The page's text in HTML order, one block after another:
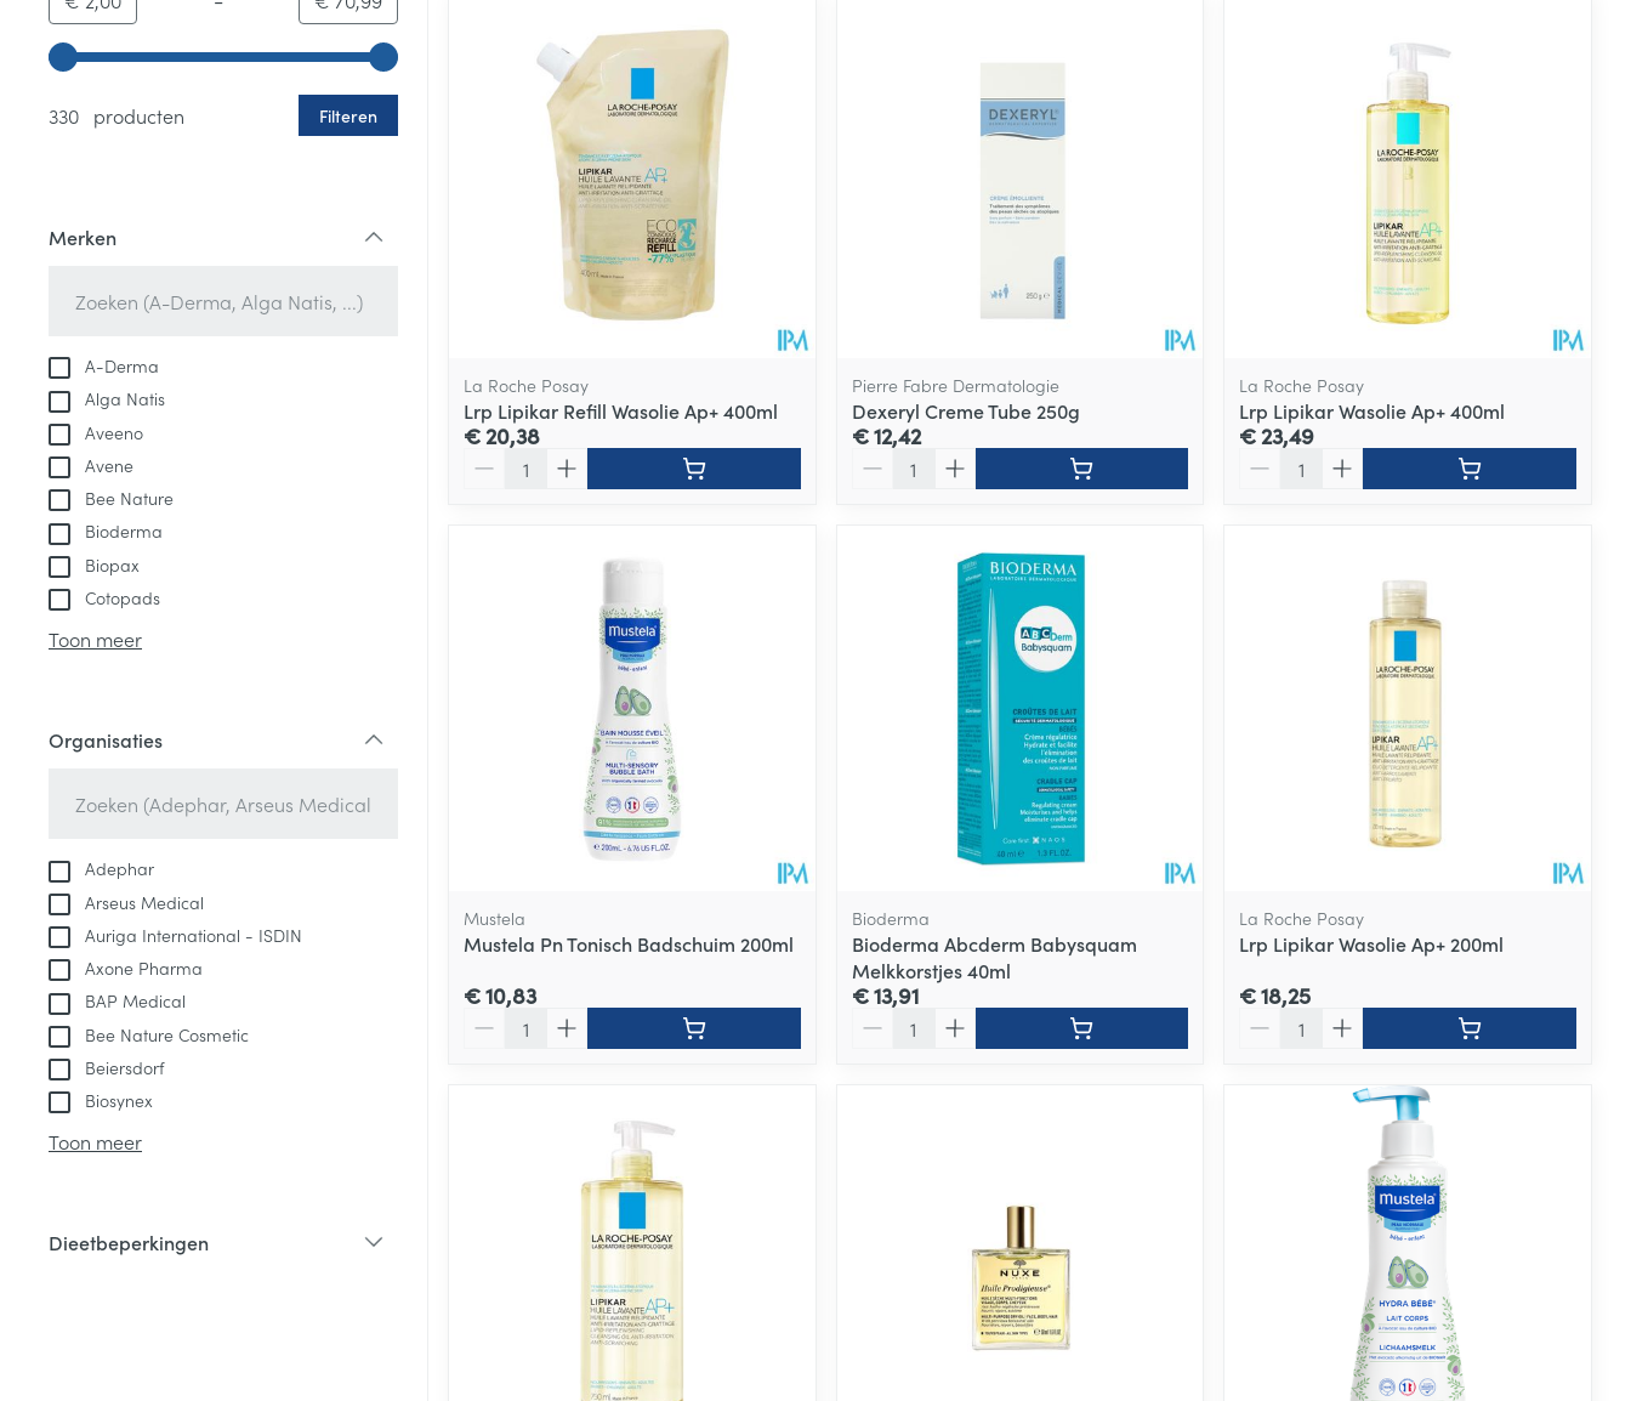
Gebruik de pijltjestoetsen links en rechts om de minimale en maximale prijswaarden aan te passen.
330 producten
Filteren
Merken
A-Derma
Alga Natis
Aveeno
Avene
Bee Nature
Bioderma
Biopax
Cotopads
Toon meer
Organisaties
Adephar
Arseus Medical
Auriga International - ISDIN
Axone Pharma
BAP Medical
Bee Nature Cosmetic
Beiersdorf
Biosynex
Toon meer
Dieetbeperkingen
La Roche Posay
Lrp Lipikar Refill Wasolie Ap+ 400ml
€ 20,38
Pierre Fabre Dermatologie
Dexeryl Creme Tube 250g
€ 12,42
La Roche Posay
Lrp Lipikar Wasolie Ap+ 400ml
€ 23,49
Mustela
Mustela Pn Tonisch Badschuim 200ml
€ 10,83
Bioderma
Bioderma Abcderm Babysquam
Melkkorstjes 40ml
€ 13,91
La Roche Posay
Lrp Lipikar Wasolie Ap+ 200ml
€ 18,25